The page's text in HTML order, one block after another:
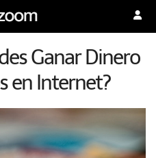
Ganar Dinero
en Internet?